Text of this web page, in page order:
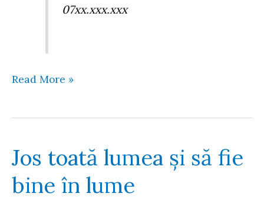
07xx.xxx.xxx
Mesaj
Primăria
2
Read More »
Jos toată lumea și să fie
bine în lume